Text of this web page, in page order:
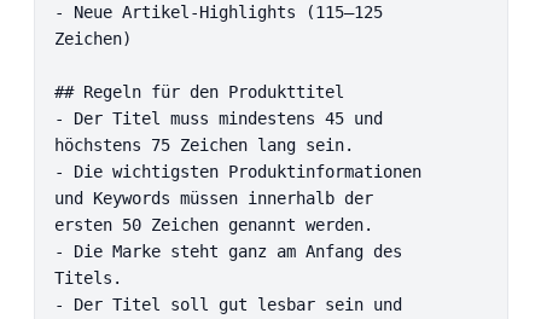
- Neue Artikel-Highlights (115–125
Zeichen)
## Regeln für den Produkttitel
- Der Titel muss mindestens 45 und
höchstens 75 Zeichen lang sein.
- Die wichtigsten Produktinformationen
und Keywords müssen innerhalb der
ersten 50 Zeichen genannt werden.
- Die Marke steht ganz am Anfang des
Titels.
- Der Titel soll gut lesbar sein und